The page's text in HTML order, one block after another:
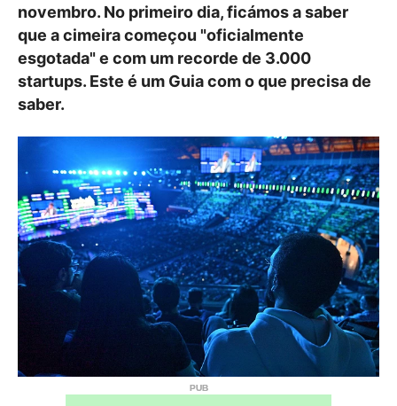
novembro. No primeiro dia, ficámos a saber
que a cimeira começou "oficialmente
esgotada" e com um recorde de 3.000
startups. Este é um Guia com o que precisa de
saber.